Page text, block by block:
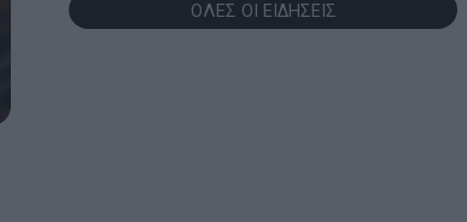
10:24 ΠΟΔΟΣΦΑΙΡΟΟΛΕΣ ΟΙ ΕΙΔΗΣΕΙΣ